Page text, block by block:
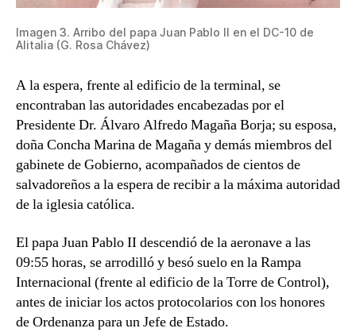
Imagen 3. Arribo del papa Juan Pablo II en el DC-10 de
Alitalia (G. Rosa Chávez)
A la espera, frente al edificio de la terminal, se
encontraban las autoridades encabezadas por el
Presidente Dr. Álvaro Alfredo Magaña Borja; su esposa,
doña Concha Marina de Magaña y demás miembros del
gabinete de Gobierno, acompañados de cientos de
salvadoreños a la espera de recibir a la máxima autoridad
de la iglesia católica.
El papa Juan Pablo II descendió de la aeronave a las
09:55 horas, se arrodilló y besó suelo en la Rampa
Internacional (frente al edificio de la Torre de Control),
antes de iniciar los actos protocolarios con los honores
de Ordenanza para un Jefe de Estado.